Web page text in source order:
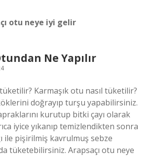
otu neye iyi gelir
Ne Yapılır
tüketilir? Karmaşık otu nasıl tüketilir?
doğrayıp turşu yapabilirsiniz.
kurutup bitki çayı olarak
iyice yıkanıp temizlendikten sonra
ile pişirilmiş kavrulmuş sebze
tüketebilirsiniz. Arapsaçı otu neye